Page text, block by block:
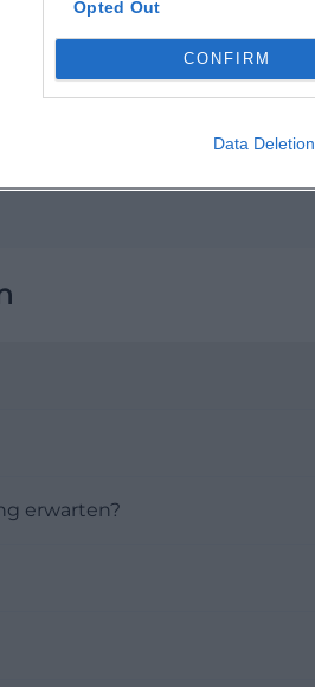
Opted Out
CONFIRM
Data Deletion
Map unavailable
Open in Google Maps
erwarten?